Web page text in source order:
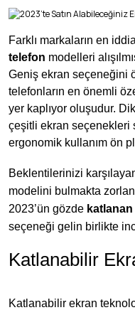
Farklı markaların en
telefon modelleri
Geniş ekran seçeneğini
telefonların en önemli
yer kaplıyor oluşudur.
çeşitli ekran seçenekleri
ergonomik kullanım ön
Beklentilerinizi
modelini bulmakta
2023’ün gözde
seçeneği gelin birlikte
Katlanabilir
Katlanabilir ekran